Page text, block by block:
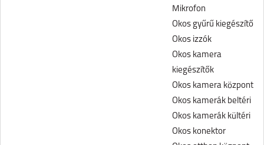
Mikrofon
Okos gyűrű kiegészítő
Okos izzók
Okos kamera
kiegészítők
Okos kamera központ
Okos kamerák beltéri
Okos kamerák kültéri
Okos konektor